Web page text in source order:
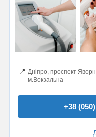
📍 Дніпро, проспект
м.Вокзальна
+38